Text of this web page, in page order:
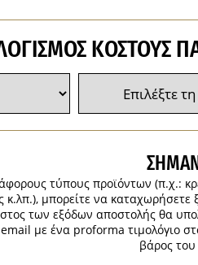
ΚΌΣΤΟΥΣ
τύπους προϊόντων (π.χ.:
κ.λπ.), μπορείτε να
των εξόδων αποστολής θα
με ένα proforma τιμολόγιο
βάρος